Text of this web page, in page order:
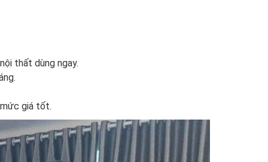
thất dùng ngay.
giá tốt.